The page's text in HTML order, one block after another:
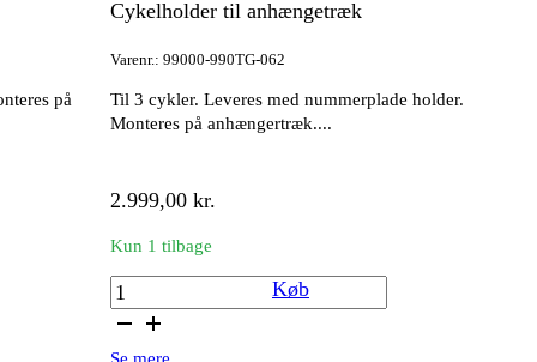
på
Cykelholder til anhængetræk
Varenr.: 99000-990TG-062
Til 3 cykler. Leveres med nummerplade holder.
Monteres på anhængertræk....
2.999,00 kr.
Kun 1 tilbage
Cykelholder
til
Køb
Se mere